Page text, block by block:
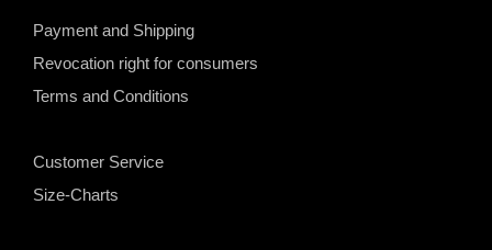
Payment and Shipping
Revocation right for consumers
Terms and Conditions
Customer Service
Size-Charts